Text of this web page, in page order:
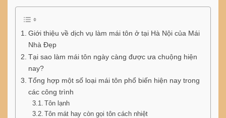
Giới thiệu về dịch vụ làm mái tôn ở tại Hà Nội của Mái
Nhà Đẹp
Tại sao làm mái tôn ngày càng được ưa chuộng hiện
nay?
Tổng hợp một số loại mái tôn phổ biến hiện nay trong
các công trình
Tôn lạnh
Tôn mát hay còn gọi tôn cách nhiệt